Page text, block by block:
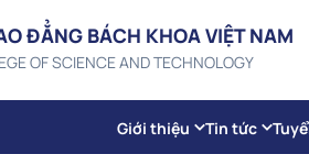
ĐẲNG BÁCH KHOA VIỆT NAM
OF SCIENCE AND TECHNOLOGY
Giới thiệu Tin tức